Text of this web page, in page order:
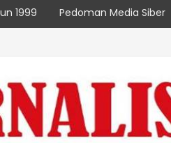
1999 Pedoman Media Siber